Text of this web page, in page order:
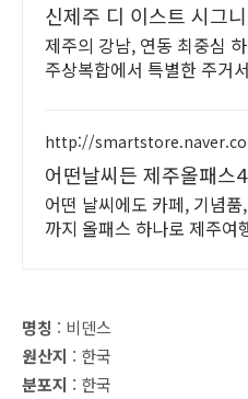
신제주 디 이스트 시그
표홈페이지
제주의 강남, 연동 최중심
주상복합에서 특별한 주거
http://
어떤날씨든 제주올패스
제주 여행의 끝판왕!
어떤 날씨에도 카페, 기념품
까지 올패스 하나로 제주여
명칭 : 비덴스
원산지 : 한국
분포지 : 한국